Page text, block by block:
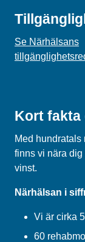
Se Närhälsans
Kort fakta
Med hundratals
finns vi nära
vinst.
Närhälsan i
Vi är cirka
60